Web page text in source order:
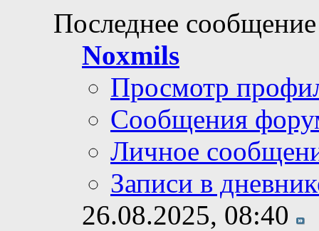
Последнее
Noxmils
Просмотр
Сообщения
Личное
Записи в
26.08.2025, 08:40